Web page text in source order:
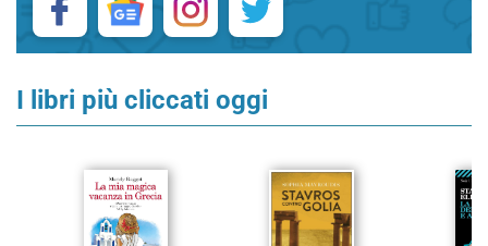
I libri più cliccati oggi